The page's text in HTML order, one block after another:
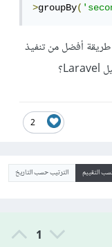
>groupBy(
أفضل من تنفيذ
2
التقييم الترتيب حسب التاريخ
1